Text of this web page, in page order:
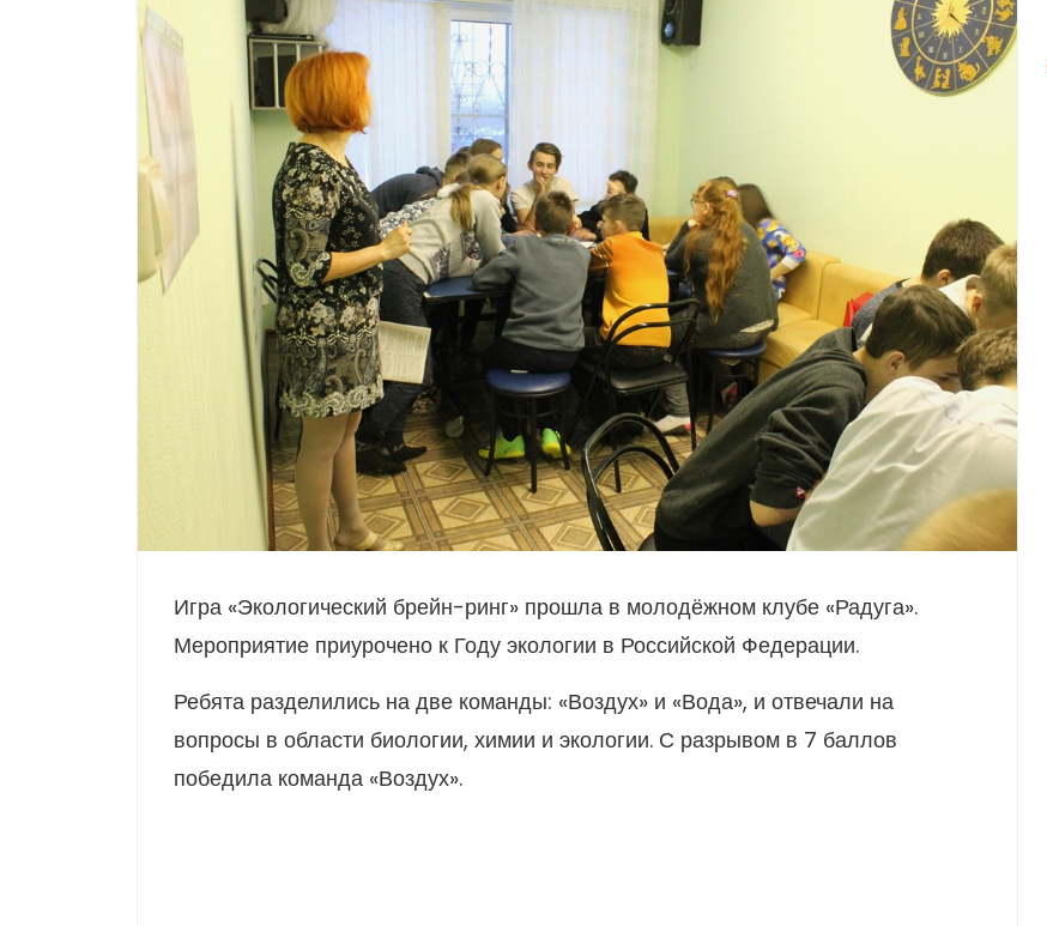
Игра «Экологический брейн-ринг» прошла в молодёжном клубе «Радуга».
Мероприятие приурочено к Году экологии в Российской Федерации.
Ребята разделились на две команды: «Воздух» и «Вода», и отвечали на
вопросы в области биологии, химии и экологии. С разрывом в 7 баллов
победила команда «Воздух».